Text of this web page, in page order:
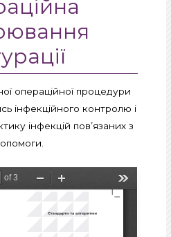
операційної процедури
інфекційного контролю і
інфекцій пов’язаних з